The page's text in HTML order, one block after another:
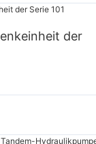
der